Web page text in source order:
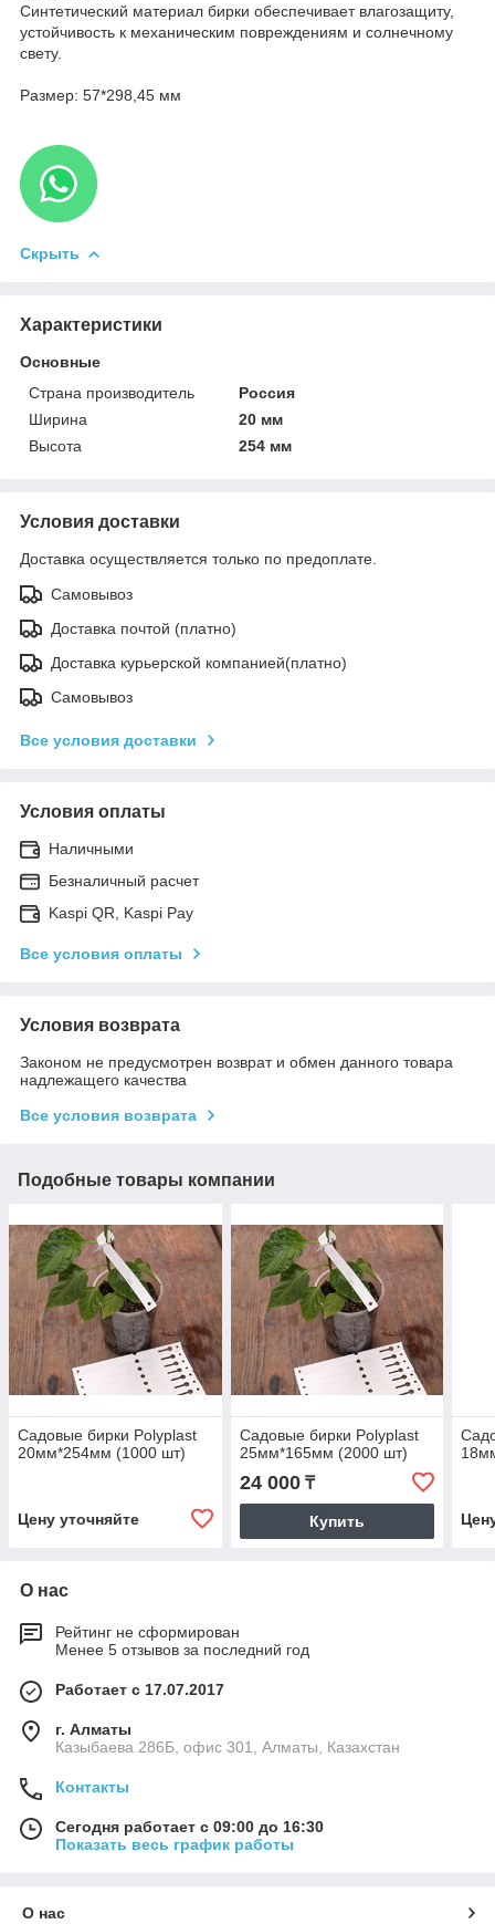
Синтетический материал бирки обеспечивает влагозащиту,
устойчивость к механическим повреждениям и солнечному
свету.
Размер: 57*298,45 мм
Скрыть
Характеристики
Основные
Страна производитель
Россия
Ширина
20 мм
Высота
254 мм
Условия доставки
Доставка осуществляется только по предоплате.
Самовывоз
Доставка почтой (платно)
Доставка курьерской компанией(платно)
Самовывоз
Все условия доставки
Условия оплаты
Наличными
Безналичный расчет
Kaspi QR, Kaspi Pay
Все условия оплаты
Условия возврата
Законом не предусмотрен возврат и обмен данного товара
надлежащего качества
Все условия возврата
Подобные товары компании
Садовые бирки Polyplast
20мм*254мм (1000 шт)
Цену уточняйте
Садовые бирки Polyplast
25мм*165мм (2000 шт)
24 000₸
Купить
О нас
Рейтинг не сформирован
Менее 5 отзывов за последний год
Работает с 17.07.2017
г. Алматы
Казыбаева 286Б, офис 301, Алматы, Казахстан
Контакты
Сегодня работает с 09:00 до 16:30
Показать весь график работы
О нас